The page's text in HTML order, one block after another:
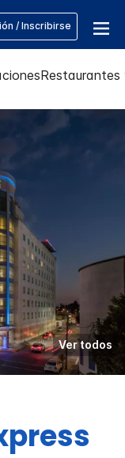
/ Inscribirse
Restaurantes
Ver todos